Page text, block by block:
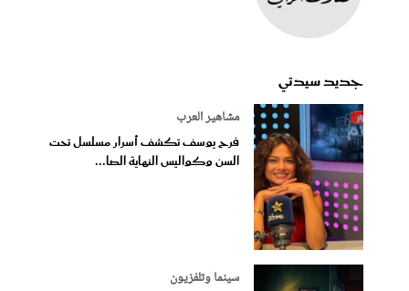
جديد سيدتي
مشاهير العرب
فرح يوسف تكشف أسرار مسلسل تحت
السن وكواليس النهاية الصا...
سينما وتلفزيون